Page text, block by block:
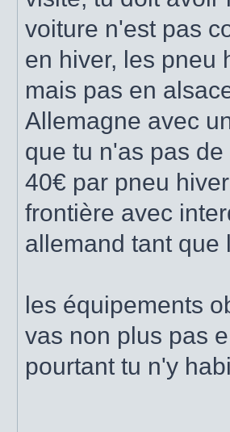
voiture n'est pas
en hiver, les pneu
mais pas en
Allemagne avec
que tu n'as pas
40€ par pneu
frontière avec
allemand tant que
les équipements
vas non plus pas
pourtant tu n'y